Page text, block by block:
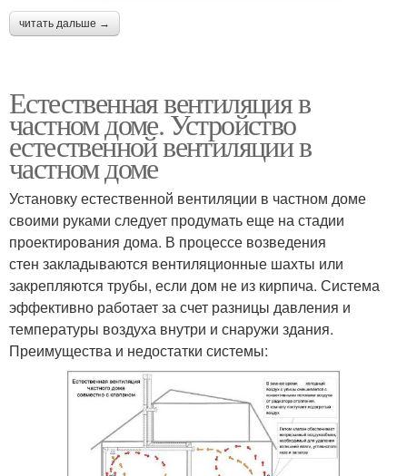
читать дальше →
Естественная вентиляция в
частном доме. Устройство
естественной вентиляции в
частном доме
Установку естественной вентиляции в частном доме
своими руками следует продумать еще на стадии
проектирования дома. В процессе возведения
стен закладываются вентиляционные шахты или
закрепляются трубы, если дом не из кирпича. Система
эффективно работает за счет разницы давления и
температуры воздуха внутри и снаружи здания.
Преимущества и недостатки системы: